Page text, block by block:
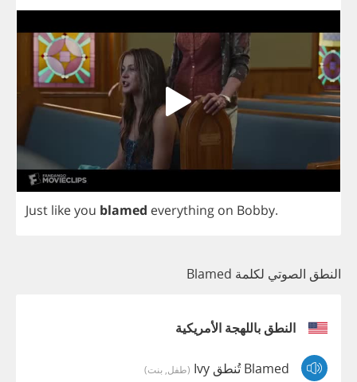
Just likeyou blamed everything on Bobby.
النطق الصوتي لكلمة Blamed
النطق باللهجة الأمريكية
Blamed تُنطق Ivy (طفل, بنت)